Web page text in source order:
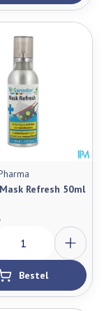
Refresh 50ml
Bestel